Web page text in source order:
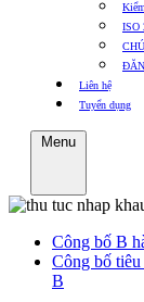
ISO
Liên hệ
Tuyển dụng
Menu
Công bố B
Công bố
B